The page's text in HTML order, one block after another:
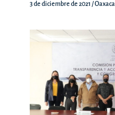
3 de diciembre de 2021 /Oaxaca